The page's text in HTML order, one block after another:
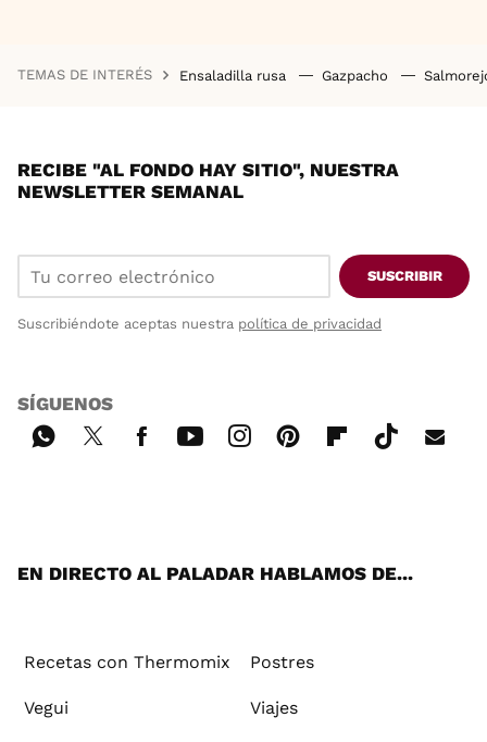
TEMAS DE INTERÉS Ensaladilla rusa Gazpacho
RECIBE "AL FONDO HAY SITIO", NUESTRA
NEWSLETTER SEMANAL
SUSCRIBIR
Suscribiéndote aceptas nuestra política de privacidad
SÍGUENOS
EN DIRECTO AL PALADAR HABLAMOS DE...
Recetas con Thermomix Postres
Vegui Viajes